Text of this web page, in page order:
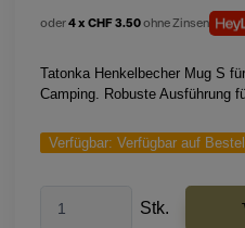
oder4 x CHF 3.50ohne Zinsen
Tatonka Henkelbecher Mug S
Camping. Robuste Ausführung
Verfügbar: Verfügbar auf
Stk.